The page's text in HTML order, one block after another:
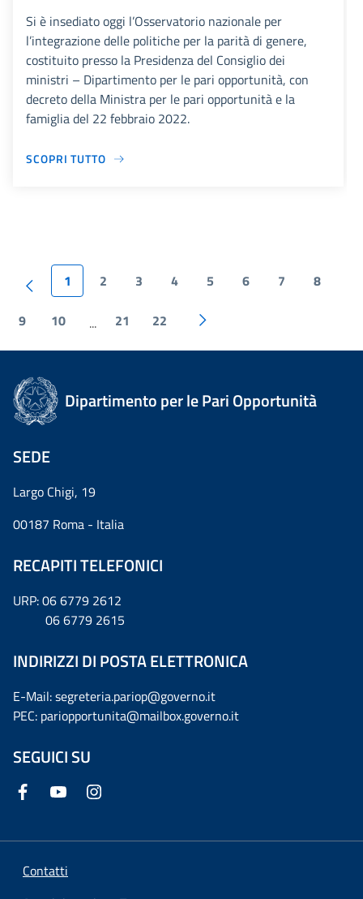
Si è insediato oggi l’Osservatorio nazionale per
l’integrazione delle politiche per la parità di genere,
costituito presso la Presidenza del Consiglio dei
ministri – Dipartimento per le pari opportunità, con
decreto della Ministra per le pari opportunità e la
famiglia del 22 febbraio 2022.
SCOPRI TUTTO
1 2 3 4 5 6 7 8
9 10 ... 21 22
Dipartimento per le Pari Opportunità
SEDE
Largo Chigi, 19
00187 Roma - Italia
RECAPITI TELEFONICI
URP: 06 6779 2612
06 6779 2615
INDIRIZZI DI POSTA ELETTRONICA
E-Mail: segreteria.pariop@governo.it
PEC: pariopportunita@mailbox.governo.it
SEGUICI SU
Contatti